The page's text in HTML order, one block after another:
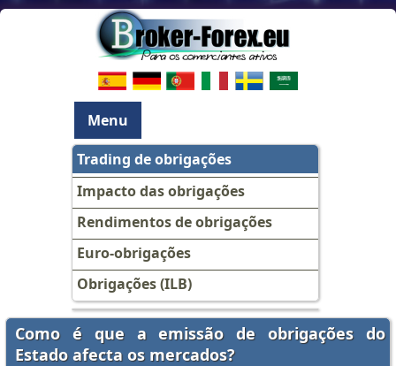
Menu
Trading de obrigações
Impacto das obrigações
Rendimentos de obrigações
Euro-obrigações
Obrigações (ILB)
Como é que a emissão de obrigações do
Estado afecta os mercados?